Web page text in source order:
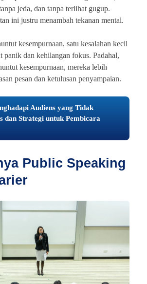
jeda, dan tanpa terlihat gugup.
ini justru menambah tekanan mental.
kesempurnaan, satu kesalahan kecil
panik dan kehilangan fokus. Padahal,
kesempurnaan, mereka lebih
pesan dan ketulusan penyampaian.
Audiens yang Tidak
dan Strategi untuk Pembicara
Public Speaking